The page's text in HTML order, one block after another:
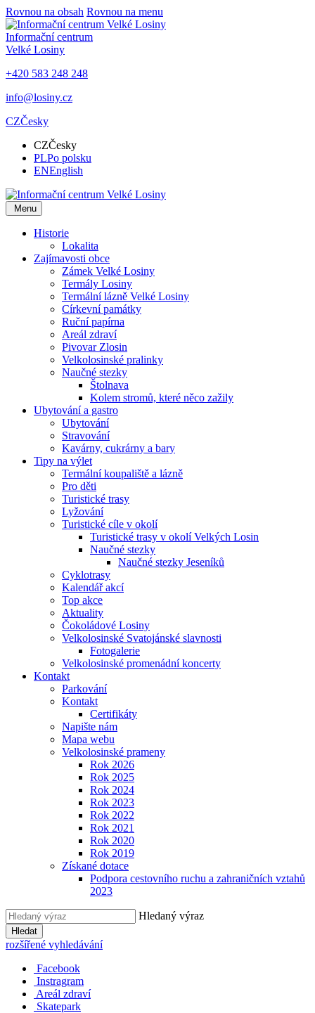
Rovnou na obsah Rovnou na menu
Informační centrum
Velké Losiny
+420 583 248 248
info@losiny.cz
CZČesky
CZČesky
PLPo polsku
ENEnglish
Menu
Historie
Lokalita
Zajímavosti obce
Zámek Velké Losiny
Termály Losiny
Termální lázně Velké Losiny
Církevní památky
Ruční papírna
Areál zdraví
Pivovar Zlosin
Velkolosinské pralinky
Naučné stezky
Štolnava
Kolem stromů, které něco zažily
Ubytování a gastro
Ubytování
Stravování
Kavárny, cukrárny a bary
Tipy na výlet
Termální koupaliště a lázně
Pro děti
Turistické trasy
Lyžování
Turistické cíle v okolí
Turistické trasy v okolí Velkých Losin
Naučné stezky
Naučné stezky Jeseníků
Cyklotrasy
Kalendář akcí
Top akce
Aktuality
Čokoládové Losiny
Velkolosinské Svatojánské slavnosti
Fotogalerie
Velkolosinské promenádní koncerty
Kontakt
Parkování
Kontakt
Certifikáty
Napište nám
Mapa webu
Velkolosinské prameny
Rok 2026
Rok 2025
Rok 2024
Rok 2023
Rok 2022
Rok 2021
Rok 2020
Rok 2019
Získané dotace
Podpora cestovního ruchu a zahraničních vztahů
2023
Hledaný výraz
Hledat
rozšířené vyhledávání
Facebook
Instragram
Areál zdraví
Skatepark